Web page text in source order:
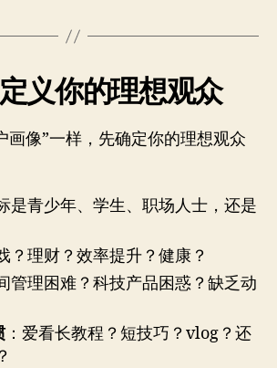
义你的理想观众
画像”一样，先确定你的理想观众
是青少年、学生、职场人士，还是
？理财？效率提升？健康？
管理困难？科技产品困惑？缺乏动
：爱看长教程？短技巧？vlog？还